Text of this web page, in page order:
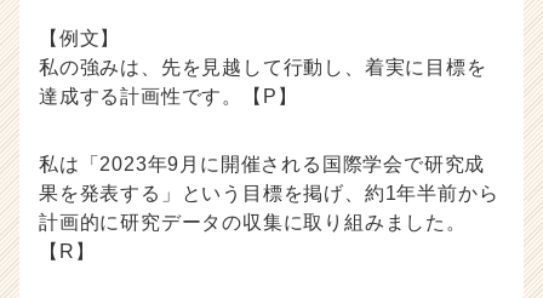
【例文】
私の強みは、先を見越して行動し、着実に目標を
達成する計画性です。【P】
私は「2023年9月に開催される国際学会で研究成
果を発表する」という目標を掲げ、約1年半前から
計画的に研究データの収集に取り組みました。
【R】